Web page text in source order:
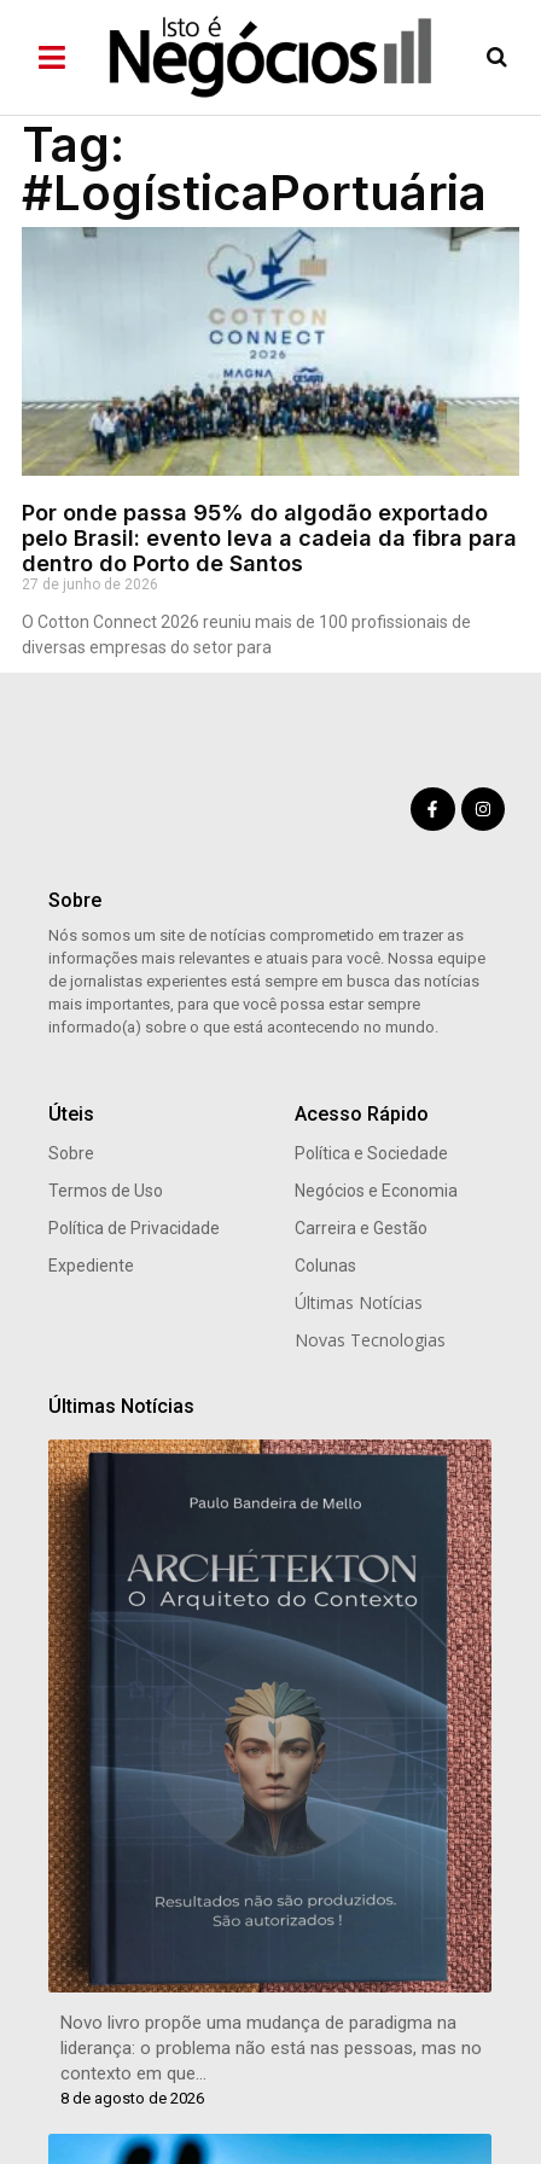
Tag:
#LogísticaPortuária
Por onde passa 95% do algodão exportado
pelo Brasil: evento leva a cadeia da fibra para
dentro do Porto de Santos
27 de junho de 2026
O Cotton Connect 2026 reuniu mais de 100 profissionais de
diversas empresas do setor para
Sobre
Nós somos um site de notícias comprometido em trazer as
informações mais relevantes e atuais para você. Nossa equipe
de jornalistas experientes está sempre em busca das notícias
mais importantes, para que você possa estar sempre
informado(a) sobre o que está acontecendo no mundo.
Úteis
Sobre
Termos de Uso
Política de Privacidade
Expediente
Acesso Rápido
Política e Sociedade
Negócios e Economia
Carreira e Gestão
Colunas
Últimas Notícias
Novas Tecnologias
Últimas Notícias
Novo livro propõe uma mudança de paradigma na
liderança: o problema não está nas pessoas, mas no
contexto em que…
8 de agosto de 2026